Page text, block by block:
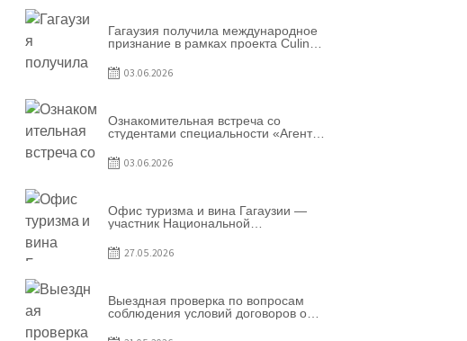
Гагаузия получила международное
признание в рамках проекта Culinary
03.06.2026
Ознакомительная встреча со
студентами специальности «Агент
03.06.2026
Офис туризма и вина Гагаузии —
участник Национальной
27.05.2026
Выездная проверка по вопросам
соблюдения условий договоров о